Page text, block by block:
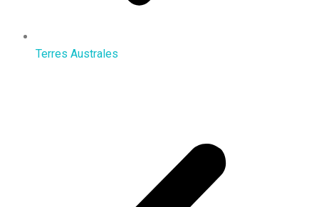
Terres Australes